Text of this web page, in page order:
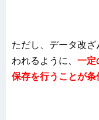
ただし、データ改
われるように、 一定
保存を行うことが条